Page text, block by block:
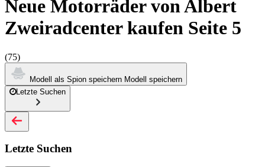
Neue Motorräder von Albert
Zweiradcenter kaufen Seite 5
(75)
Modell als Spion speichern Modell speichern
Letzte Suchen
Letzte Suchen